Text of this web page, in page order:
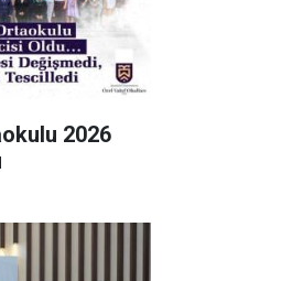
2026